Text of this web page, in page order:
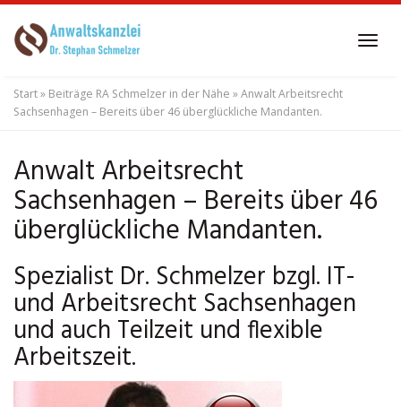
to
content
Start» Beiträge RA Schmelzer in der Nähe »Anwalt Arbeitsrecht
Sachsenhagen – Bereits über 46 überglückliche Mandanten.
Anwalt Arbeitsrecht
Sachsenhagen – Bereits über 46
überglückliche Mandanten.
Spezialist Dr. Schmelzer bzgl. IT-
und Arbeitsrecht Sachsenhagen
und auch Teilzeit und flexible
Arbeitszeit.